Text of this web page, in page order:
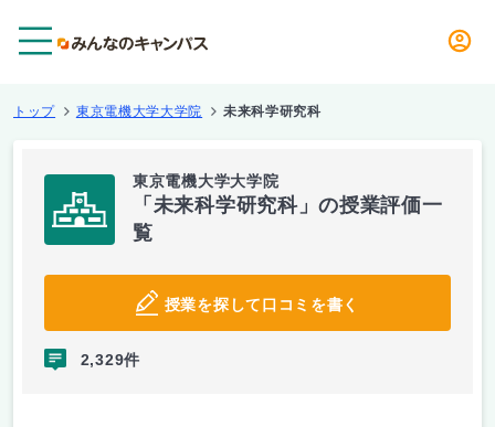
トップ 東京電機大学大学院 未来科学研究科
東京電機大学大学院
「未来科学研究科」の授業評価一
覧
授業を探して口コミを書く
2,329件